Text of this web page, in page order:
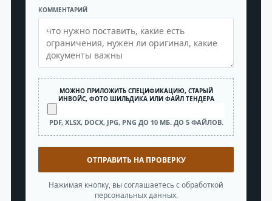
КОММЕНТАРИЙ
МОЖНО ПРИЛОЖИТЬ СПЕЦИФИКАЦИЮ, СТАРЫЙ
ИНВОЙС, ФОТО ШИЛЬДИКА ИЛИ ФАЙЛ ТЕНДЕРА
PDF, XLSX, DOCX, JPG, PNG ДО 10 МБ. ДО 5 ФАЙЛОВ.
ОТПРАВИТЬ НА ПРОВЕРКУ
Нажимая кнопку, вы соглашаетесь с обработкой
персональных данных.